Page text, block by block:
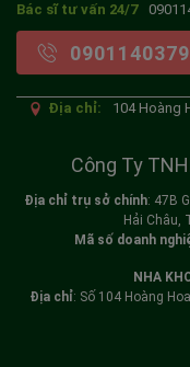
Bác sĩ tư vấn 24/7
0901140379
Địa chỉ:
104 Hoàng
Công Ty
Địa chỉ trụ sở chính: 47B
Hải Châu,
Mã số doanh
NHA
Địa chỉ: Số 104 Hoàng